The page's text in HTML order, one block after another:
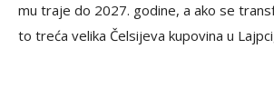
mu traje do 2027. godine, a ako se
to treća velika Čelsijeva kupovina u